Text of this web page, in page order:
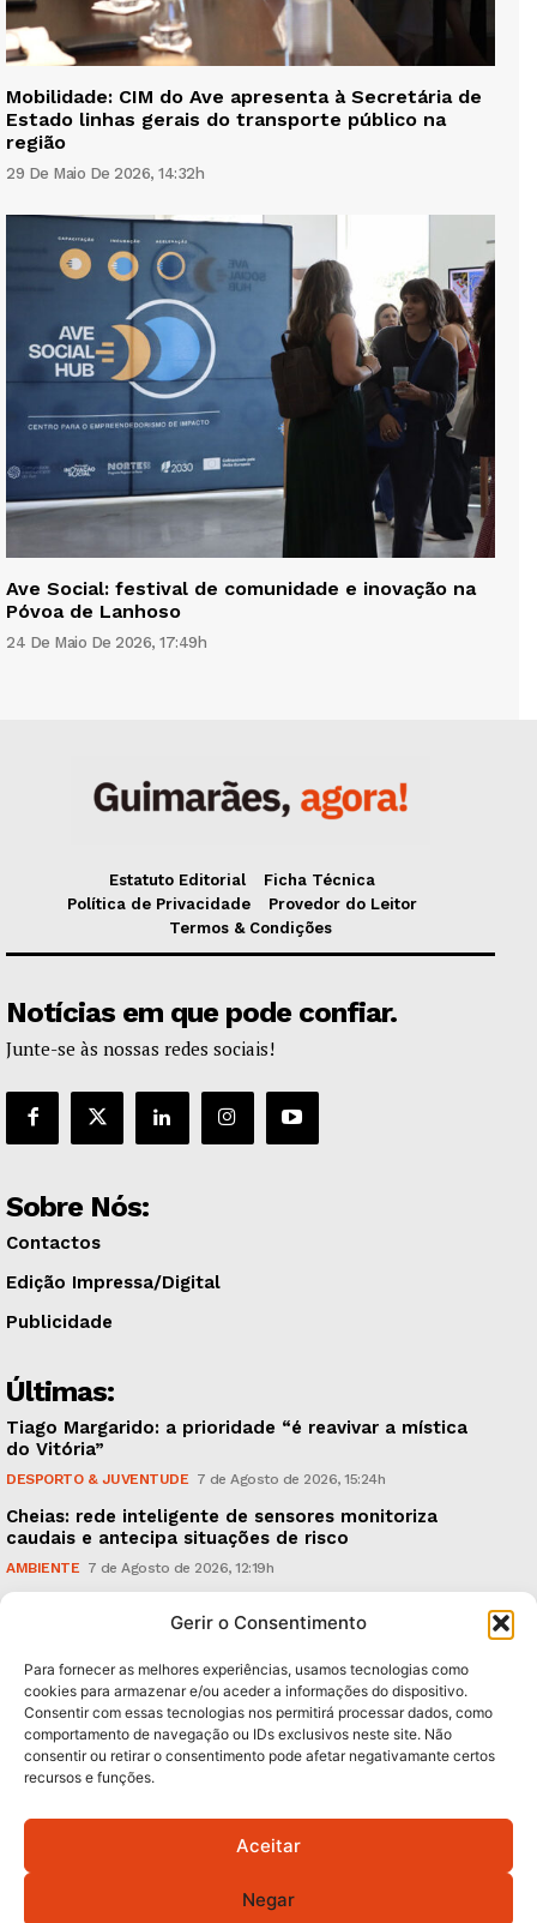
Gerir o Consentimento
Para fornecer as melhores experiências, usamos tecnologias como
cookies para armazenar e/ou aceder a informações do dispositivo.
Consentir com essas tecnologias nos permitirá processar dados, como
comportamento de navegação ou IDs exclusivos neste site. Não
consentir ou retirar o consentimento pode afetar negativamante certos
recursos e funções.
Aceitar
Negar
Mobilidade: CIM do Ave apresenta à Secretária de
Estado linhas gerais do transporte público na
região
29 De Maio De 2026, 14:32h
Ave Social: festival de comunidade e inovação na
Póvoa de Lanhoso
24 De Maio De 2026, 17:49h
Estatuto Editorial
Ficha Técnica
Política de Privacidade
Provedor do Leitor
Termos & Condições
Notícias em que pode confiar.
Junte-se às nossas redes sociais!
Sobre Nós:
Contactos
Edição Impressa/Digital
Publicidade
Últimas:
Tiago Margarido: a prioridade “é reavivar a mística
do Vitória”
DESPORTO & JUVENTUDE 7 de Agosto de 2026, 15:24h
Cheias: rede inteligente de sensores monitoriza
caudais e antecipa situações de risco
AMBIENTE 7 de Agosto de 2026, 12:19h
Subscreva Newsletter:
QUERO ADERIR
Política de Privacidade